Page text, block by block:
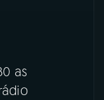
as